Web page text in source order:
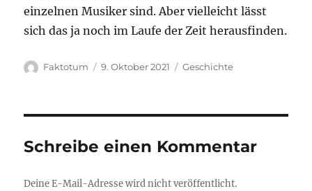
einzelnen Musiker sind. Aber vielleicht lässt
sich das ja noch im Laufe der Zeit herausfinden.
Autor
Faktotum
Veröffentlicht
9. Oktober 2021 Kategorien
Geschichte
Schreibe einen Kommentar
Deine E-Mail-Adresse wird nicht veröffentlicht.